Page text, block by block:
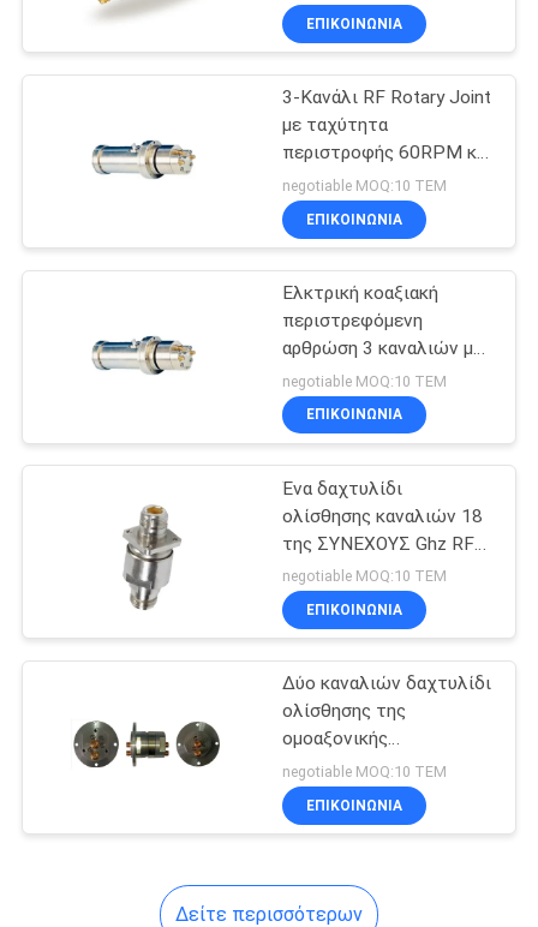
άρθρωση
ΕΠΙΚΟΙΝΩΝΙΑ
3-Κανάλι RF Rotary Joint
με ταχύτητα
περιστροφής 60RPM και
συχνότητα έως 3 GHz
negotiable MOQ:10 ΤΕΜ
ΕΠΙΚΟΙΝΩΝΙΑ
Ελκτρική κοαξιακή
περιστρεφόμενη
αρθρώση 3 καναλιών με
εύρος συχνοτήτων 3
GHz
negotiable MOQ:10 ΤΕΜ
ΕΠΙΚΟΙΝΩΝΙΑ
Ένα δαχτυλίδι
ολίσθησης καναλιών 18
της ΣΥΝΕΧΟΥΣ Ghz RF
περιστροφικής ένωσης
με τους θηλυκούς
συνδετήρες SMA
negotiable MOQ:10 ΤΕΜ
ΕΠΙΚΟΙΝΩΝΙΑ
Δύο καναλιών δαχτυλίδι
ολίσθησης της
ομοαξονικής
περιστροφικής ένωσης
4.5GHz RF στο συμπαγές
δαχτυλίδι ολίσθησης
negotiable MOQ:10 ΤΕΜ
ΕΠΙΚΟΙΝΩΝΙΑ
Δείτε περισσότερων